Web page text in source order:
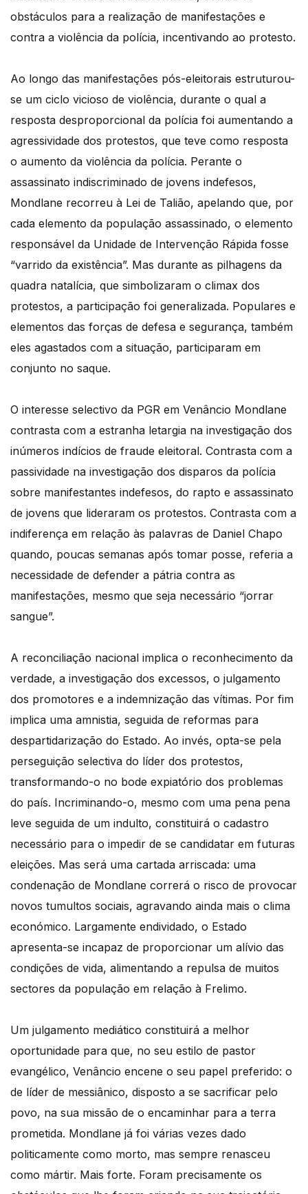
obstáculos para a realização de manifestações e
contra a violência da polícia, incentivando ao protesto.
Ao longo das manifestações pós-eleitorais estruturou-
se um ciclo vicioso de violência, durante o qual a
resposta desproporcional da polícia foi aumentando a
agressividade dos protestos, que teve como resposta
o aumento da violência da polícia. Perante o
assassinato indiscriminado de jovens indefesos,
Mondlane recorreu à Lei de Talião, apelando que, por
cada elemento da população assassinado, o elemento
responsável da Unidade de Intervenção Rápida fosse
“varrido da existência”. Mas durante as pilhagens da
quadra natalícia, que simbolizaram o climax dos
protestos, a participação foi generalizada. Populares e
elementos das forças de defesa e segurança, também
eles agastados com a situação, participaram em
conjunto no saque.
O interesse selectivo da PGR em Venâncio Mondlane
contrasta com a estranha letargia na investigação dos
inúmeros indícios de fraude eleitoral. Contrasta com a
passividade na investigação dos disparos da polícia
sobre manifestantes indefesos, do rapto e assassinato
de jovens que lideraram os protestos. Contrasta com a
indiferença em relação às palavras de Daniel Chapo
quando, poucas semanas após tomar posse, referia a
necessidade de defender a pátria contra as
manifestações, mesmo que seja necessário “jorrar
sangue”.
A reconciliação nacional implica o reconhecimento da
verdade, a investigação dos excessos, o julgamento
dos promotores e a indemnização das vítimas. Por fim
implica uma amnistia, seguida de reformas para
despartidarização do Estado. Ao invés, opta-se pela
perseguição selectiva do líder dos protestos,
transformando-o no bode expiatório dos problemas
do país. Incriminando-o, mesmo com uma pena pena
leve seguida de um indulto, constituirá o cadastro
necessário para o impedir de se candidatar em futuras
eleições. Mas será uma cartada arriscada: uma
condenação de Mondlane correrá o risco de provocar
novos tumultos sociais, agravando ainda mais o clima
económico. Largamente endividado, o Estado
apresenta-se incapaz de proporcionar um alívio das
condições de vida, alimentando a repulsa de muitos
sectores da população em relação à Frelimo.
Um julgamento mediático constituirá a melhor
oportunidade para que, no seu estilo de pastor
evangélico, Venâncio encene o seu papel preferido: o
de líder de messiânico, disposto a se sacrificar pelo
povo, na sua missão de o encaminhar para a terra
prometida. Mondlane já foi várias vezes dado
politicamente como morto, mas sempre renasceu
como mártir. Mais forte. Foram precisamente os